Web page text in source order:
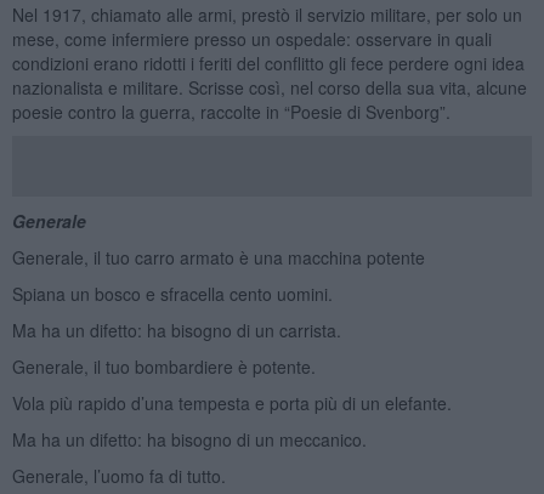
Nel 1917, chiamato alle armi, prestò il servizio militare, per solo un
mese, come infermiere presso un ospedale: osservare in quali
condizioni erano ridotti i feriti del conflitto gli fece perdere ogni idea
nazionalista e militare. Scrisse così, nel corso della sua vita, alcune
poesie contro la guerra, raccolte in “Poesie di Svenborg”.
Generale
Generale, il tuo carro armato è una macchina potente
Spiana un bosco e sfracella cento uomini.
Ma ha un difetto: ha bisogno di un carrista.
Generale, il tuo bombardiere è potente.
Vola più rapido d’una tempesta e porta più di un elefante.
Ma ha un difetto: ha bisogno di un meccanico.
Generale, l’uomo fa di tutto.